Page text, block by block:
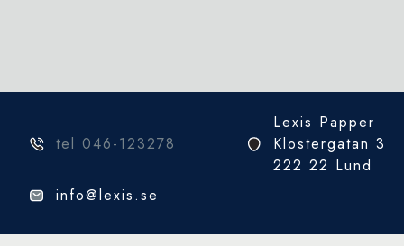
tel 046-123278
Lexis Papper
Klostergatan 3
222 22 Lund
info@lexis.se